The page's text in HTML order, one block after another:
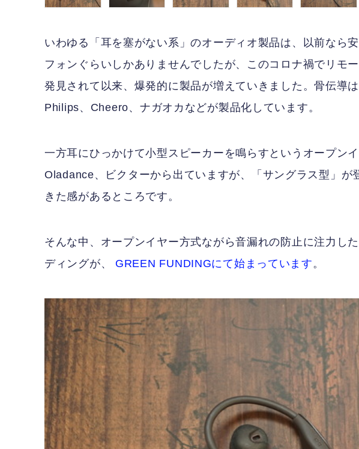
いわゆる「耳を塞がない系」のオーディオ製品は、以前なら
フォンぐらいしかありませんでしたが、このコロナ禍でリモ
発見されて以来、爆発的に製品が増えていきました。骨伝導
Philips、Cheero、ナガオカなどが製品化しています。
一方耳にひっかけて小型スピーカーを鳴らすというオープン
Oladance、ビクターから出ていますが、「サングラス型」が
きた感があるところです。
そんな中、オープンイヤー方式ながら音漏れの防止に注力し
ディングが、 GREEN FUNDINGにて始まっています 。